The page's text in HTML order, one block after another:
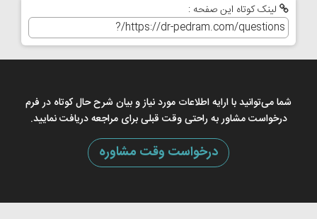
لینک کوتاه این صفحه :
شما می‌توانید با ارایه اطلاعات مورد نیاز و بیان شرح حال کوتاه در فرم
درخواست مشاور به راحتی وقت قبلی برای مراجعه دریافت نمایید.
درخواست وقت مشاوره